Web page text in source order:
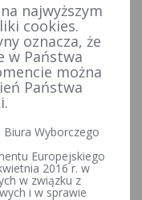
Komunikaty Komisarza Wyborczego
z dnia 25
2018 r.
najwyższym
cookies.
oznacza, że
w Państwa
można
Państwa
Wyborczego
Europejskiego
2016 r. w
w związku z
i w sprawie